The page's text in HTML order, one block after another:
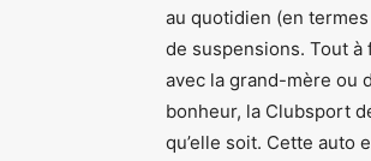
au quotidien (en
de suspensions. Tout à
avec la grand-mère ou
bonheur, la Clubsport
qu’elle soit. Cette auto